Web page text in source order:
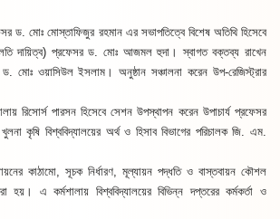
ড. মোঃ মোস্তাফিজুর রহমান এর সভাপতিত্বে বিশেষ অতিথি হিসেবে
দায়িত্ব) প্রফেসর ড. মোঃ আজমল হুদা। স্বাগত বক্তব্য রাখেন
মোঃ ওয়াসিউল ইসলাম। অনুষ্ঠান সঞ্চালনা করেন উপ-রেজিস্ট্রার
রিসোর্স পারসন হিসেবে সেশন উপস্থাপন করেন উপাচার্য প্রফেসর
কৃষি বিশ্ববিদ্যালয়ের অর্থ ও হিসাব বিভাগের পরিচালক জি. এম.
কাঠামো, সূচক নির্ধারণ, মূল্যায়ন পদ্ধতি ও বাস্তবায়ন কৌশল
হয়। এ কর্মশালায় বিশ্ববিদ্যালয়ের বিভিন্ন দপ্তরের কর্মকর্তা ও